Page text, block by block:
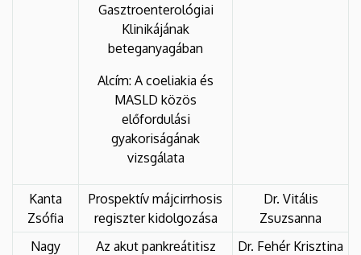
Gasztroenterológiai
Klinikájának
beteganyagában
Alcím: A coeliakia és
MASLD közös
előfordulási
gyakoriságának
vizsgálata
Kanta
Zsófia
Prospektív májcirrhosis
regiszter kidolgozása
Dr. Vitális
Zsuzsanna
Nagy
Az akut pankreátitisz
Dr. Fehér Krisztina